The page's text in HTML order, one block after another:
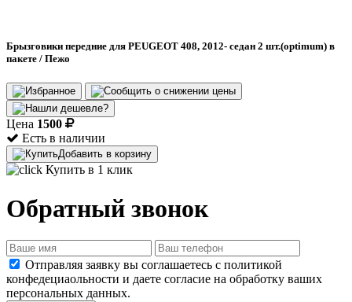
Брызговики передние для PEUGEOT 408, 2012- седан 2 шт.(optimum) в
пакете / Пежо
Цена 1500
Есть в наличии
Добавить в корзину
Купить в 1 клик
Обратный звонок
Отправляя заявку вы соглашаетесь с политикой
конфедециаольности и даете согласие на обработку ваших
персональных данных.